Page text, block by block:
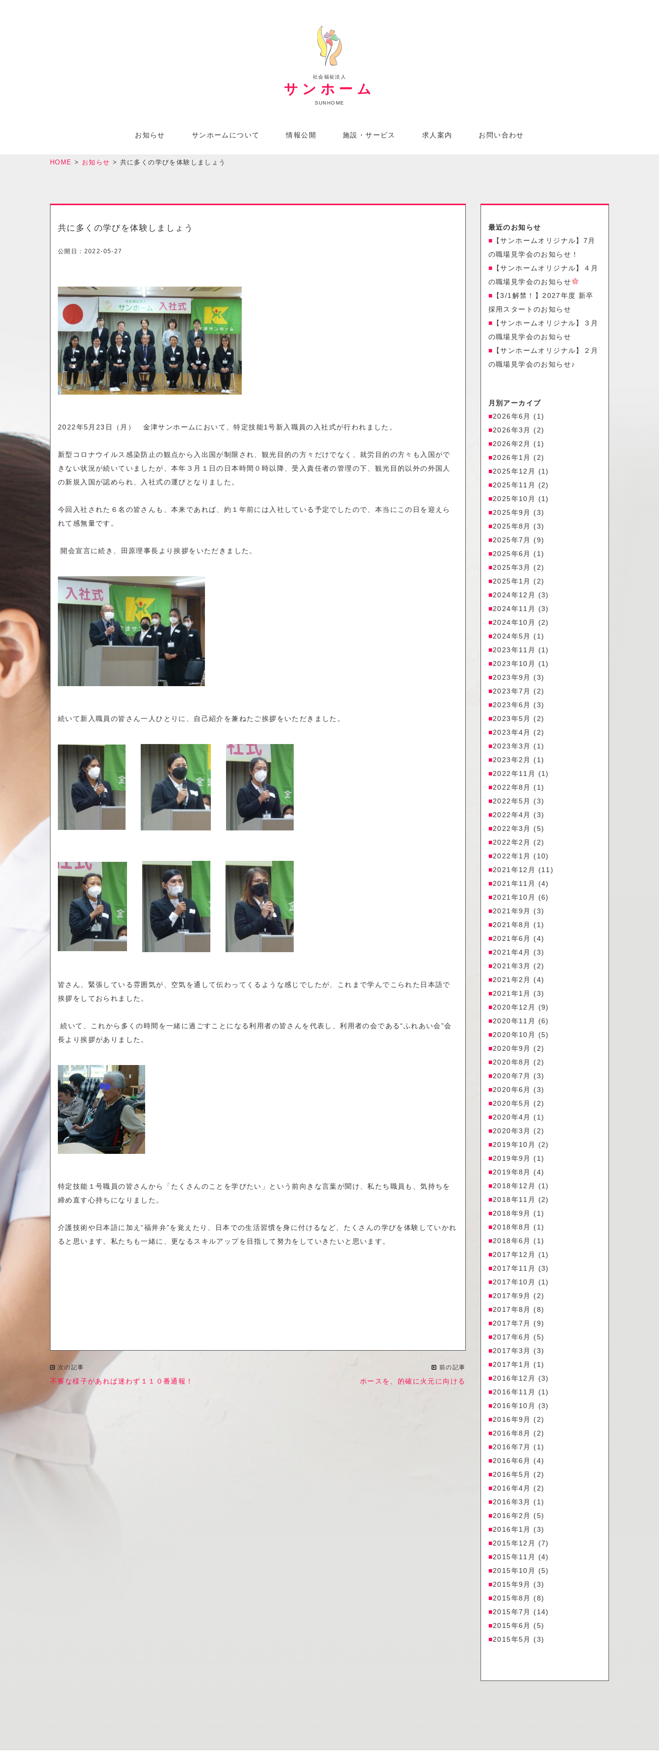
社会福祉法人
サンホーム
SUNHOME
お知らせ サンホームについて 情報公開 施設・サービス 求人案内 お問い合わせ
HOME > お知らせ > 共に多くの学びを体験しましょう
共に多くの学びを体験しましょう
公開日： 2022-05-27
2022年5 月 23 日（月） 金津サンホームにおいて、特定技能1号新入職員の入社式が行われました。
新型コロナウイルス感染防止の観点から入出国が制限され、観光目的の方々だけでなく、就労目的の方々も入国がで
きない状況が続いていましたが、本年３月１日の日本時間 ０ 時以降、受入責任者の管理の下、観光目的以外の外国人
の新規入国が認められ、入社式の運びとなりました。
今回 入社された ６名の皆さんも、本来であれば、約 １ 年前には入社している予定でしたので、本当にこの日を迎えら
れて感無量です。
開会宣言に続き、田原理事長より挨拶をいただきました。
続いて新入職員の皆さん一人ひとりに、自己紹介を兼ねたご挨拶をいただきました。
皆さん、緊張している雰囲気が、空気を通して伝わってくるような感じでしたが、これまで学んでこられた日本語で
挨拶をしておられました。
続いて、これから多くの時間を一緒に過ごすことになる利用者の皆さんを代表し、利用者の会である“ふれあい会”会
長より挨拶がありました。
特定技能１号職員の皆さんから「たくさんのことを学びたい」という前向きな言葉が聞け、私たち職員も、気持ちを
締め直す心持ちになりました。
介護技術や日本語に加え“福井弁”を覚えたり、日本での生活習慣を身に付けるなど、たくさんの学びを体験していかれ
ると思います。私たちも一緒に、更なるスキルアップを目指して努力をしていきたいと思います。
次の記事
不審な様子があれば迷わず１１０番通報！
前の記事
ホースを、的確に火元に向ける
最近のお知らせ
【サンホームオリジナル】7月
の職場見学会のお知らせ！
【サンホームオリジナル】４月
の職場見学会のお知らせ
【3/1解禁！】2027年度 新卒
採用スタートのお知らせ
【サンホームオリジナル】３月
の職場見学会のお知らせ
【サンホームオリジナル】２月
の職場見学会のお知らせ♪
月別アーカイブ
2026年6月
(1)
2026年3月
(2)
2026年2月
(1)
2026年1月
(2)
2025年12月
(1)
2025年11月
(2)
2025年10月
(1)
2025年9月
(3)
2025年8月
(3)
2025年7月
(9)
2025年6月
(1)
2025年3月
(2)
2025年1月
(2)
2024年12月
(3)
2024年11月
(3)
2024年10月
(2)
2024年5月
(1)
2023年11月
(1)
2023年10月
(1)
2023年9月
(3)
2023年7月
(2)
2023年6月
(3)
2023年5月
(2)
2023年4月
(2)
2023年3月
(1)
2023年2月
(1)
2022年11月
(1)
2022年8月
(1)
2022年5月
(3)
2022年4月
(3)
2022年3月
(5)
2022年2月
(2)
2022年1月
(10)
2021年12月
(11)
2021年11月
(4)
2021年10月
(6)
2021年9月
(3)
2021年8月
(1)
2021年6月
(4)
2021年4月
(3)
2021年3月
(2)
2021年2月
(4)
2021年1月
(3)
2020年12月
(9)
2020年11月
(6)
2020年10月
(5)
2020年9月
(2)
2020年8月
(2)
2020年7月
(3)
2020年6月
(3)
2020年5月
(2)
2020年4月
(1)
2020年3月
(2)
2019年10月
(2)
2019年9月
(1)
2019年8月
(4)
2018年12月
(1)
2018年11月
(2)
2018年9月
(1)
2018年8月
(1)
2018年6月
(1)
2017年12月
(1)
2017年11月
(3)
2017年10月
(1)
2017年9月
(2)
2017年8月
(8)
2017年7月
(9)
2017年6月
(5)
2017年3月
(3)
2017年1月
(1)
2016年12月
(3)
2016年11月
(1)
2016年10月
(3)
2016年9月
(2)
2016年8月
(2)
2016年7月
(1)
2016年6月
(4)
2016年5月
(2)
2016年4月
(2)
2016年3月
(1)
2016年2月
(5)
2016年1月
(3)
2015年12月
(7)
2015年11月
(4)
2015年10月
(5)
2015年9月
(3)
2015年8月
(8)
2015年7月
(14)
2015年6月
(5)
2015年5月
(3)